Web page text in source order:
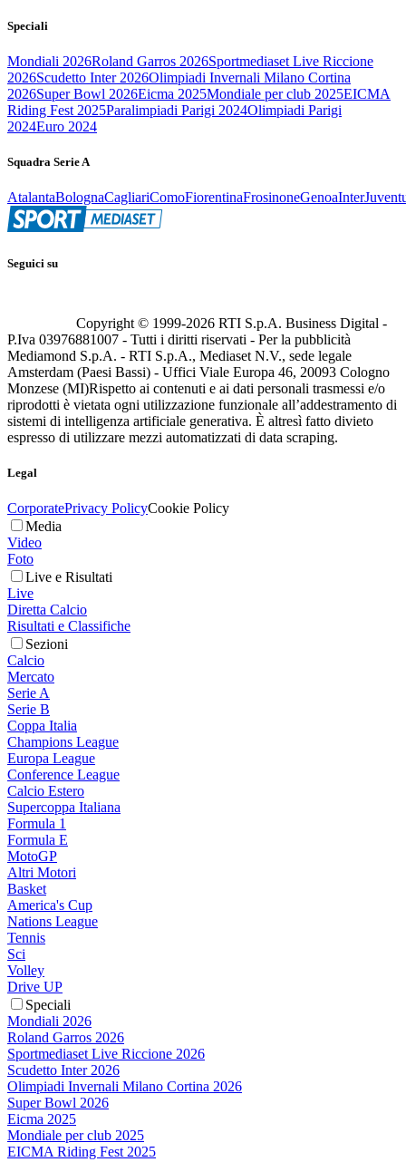
Speciali
Mondiali 2026Roland Garros 2026Sportmediaset Live Riccione
2026Scudetto Inter 2026Olimpiadi Invernali Milano Cortina
2026Super Bowl 2026Eicma 2025Mondiale per club 2025EICMA
Riding Fest 2025Paralimpiadi Parigi 2024Olimpiadi Parigi
2024Euro 2024
Squadra Serie A
AtalantaBolognaCagliariComoFiorentinaFrosinoneGenoaInter
Seguici su
Copyright © 1999-2026 RTI S.p.A. Business Digital -
P.Iva 03976881007 - Tutti i diritti riservati - Per la pubblicità
Mediamond S.p.A. - RTI S.p.A., Mediaset N.V., sede legale
Amsterdam (Paesi Bassi) - Uffici Viale Europa 46, 20093 Cologno
Monzese (MI)Rispetto ai contenuti e ai dati personali trasmessi e/o
riprodotti è vietata ogni utilizzazione funzionale all’addestramento di
sistemi di intelligenza artificiale generativa. È altresì fatto divieto
espresso di utilizzare mezzi automatizzati di data scraping.
Legal
CorporatePrivacy PolicyCookie Policy
Media
Video
Foto
Live e Risultati
Live
Diretta Calcio
Risultati e Classifiche
Sezioni
Calcio
Mercato
Serie A
Serie B
Coppa Italia
Champions League
Europa League
Conference League
Calcio Estero
Supercoppa Italiana
Formula 1
Formula E
MotoGP
Altri Motori
Basket
America's Cup
Nations League
Tennis
Sci
Volley
Drive UP
Speciali
Mondiali 2026
Roland Garros 2026
Sportmediaset Live Riccione 2026
Scudetto Inter 2026
Olimpiadi Invernali Milano Cortina 2026
Super Bowl 2026
Eicma 2025
Mondiale per club 2025
EICMA Riding Fest 2025